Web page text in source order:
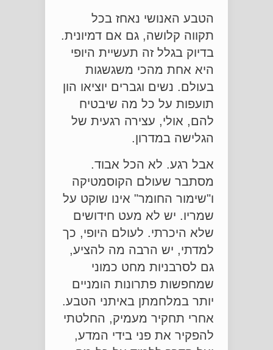
הטבע האנושי נאחז בכל
תקווה קלושה, גם אם דמיונית.
בדיוק בגלל זה תעשיית היופי
היא אחת מהכי משגשגות
בעולם. נשים וגברים יוציאו הון
תועפות על כל מה שיבטיח
להם, אולי, עצירה רגעית של
הגלישה במדרון.
אבל רגע. לא הכל אבוד.
מסתבר שעולם הקוסמטיקה
ו"שימור החומר" אינו שוקט על
שמריו. יש לא מעט חידושים
שלא היכרתי. לעולם היופי, כך
למדתי, יש הרבה מה להציע,
גם לסרבניות מחט כמוני
שמחפשות פתרונות הומניים
יותר במלחמתן באיתני הטבע.
אחרי תחקיר מעמיק, החלטתי
להפקיר את פני בידי המדע,